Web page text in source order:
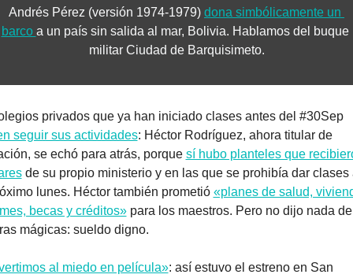
Andrés Pérez (versión 1974-1979) dona simbólicamente un
barco a un país sin salida al mar, Bolivia. Hablamos del buque
militar Ciudad de Barquisimeto.
Los colegios privados que ya han iniciado clases antes del #30Sep
seguir sus actividades: Héctor Rodríguez, ahora titular de
se echó para atrás, porque sí hubo planteles que
de su propio ministerio y en las que se prohibía dar clases
lunes. Héctor también prometió «planes de salud,
becas y créditos» para los maestros. Pero no dijo nada
mágicas: sueldo digno.
al miedo en película»: así estuvo el estreno en San